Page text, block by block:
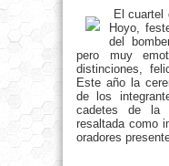
El cuartel
Hoyo,
del
pero muy
distinciones,
Este año la
de los
cadetes de la
resaltada como
oradores